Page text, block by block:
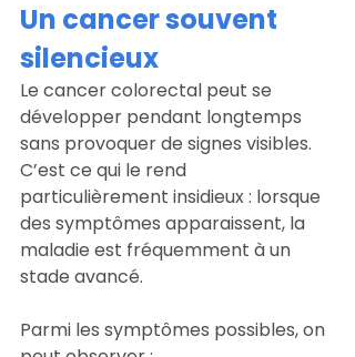
Un cancer souvent
silencieux
Le cancer colorectal peut se
développer pendant longtemps
sans provoquer de signes visibles.
C’est ce qui le rend
particulièrement insidieux : lorsque
des symptômes apparaissent, la
maladie est fréquemment à un
stade avancé.
Parmi les symptômes possibles, on